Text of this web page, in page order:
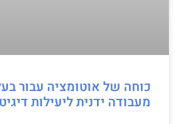
כוחה של אוטומציה עבור
מעבודה ידנית ליעילות